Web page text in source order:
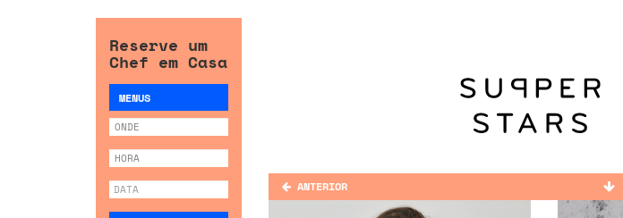
Reserve um
Chef em Casa
MENUS
ANTERIOR